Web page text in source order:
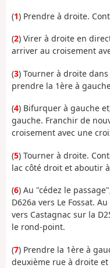
(1) Prendre à droite.
(2) Virer à droite en
arriver au croisement
(3) Tourner à droite
prendre la 1ère à
(4) Bifurquer à gauche
gauche. Franchir de
croisement avec une
(5) Tourner à droite.
lac côté droit et aboutir
(6) Au "cédez le
D626a vers Le Fossat.
vers Castagnac sur la
le rond-point.
(7) Prendre la 1ère à
deuxième rue à droite